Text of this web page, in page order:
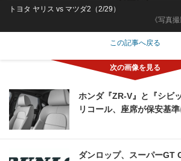
《写真
トヨタ ヤリス vs マツダ2（2/29）
この記事へ戻る
ホンダ『ZR-V』と『シビ
リコール、座席が保安基
ダンロップ、スーパーGT